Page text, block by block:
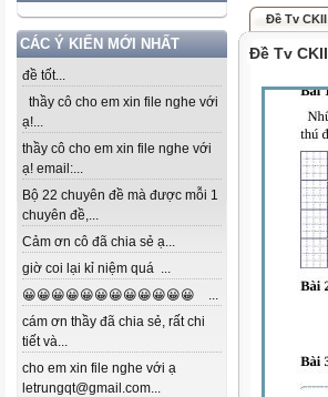
CÁC Ý KIẾN MỚI NHẤT
đề tốt...
thầy cô cho em xin file nghe với
ạ!...
thầy cô cho em xin file nghe với
ạ! email:...
Bộ 22 chuyên đề mà được mỗi 1
chuyên đề,...
Cảm ơn cô đã chia sẻ ạ...
giờ coi lại kỉ niệm quá ...
😀😀😀😀😀😀😀😀😀😀😀😀 ...
cám ơn thầy đã chia sẻ, rất chi
tiết và...
cho em xin file nghe với ạ
letrungqt@gmail.com...
Đề Tv CKII
Đề Tv CKII